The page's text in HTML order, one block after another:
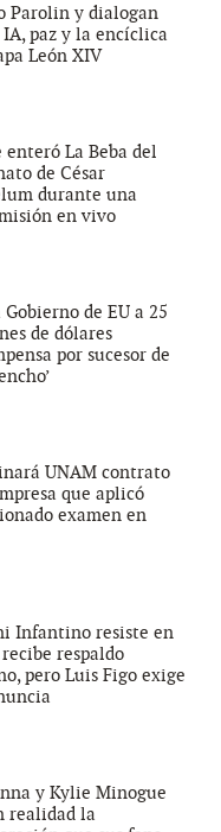
Parolin y dialogan
IA, paz y la encíclica
León XIV
enteró La Beba del
de César
durante una
en vivo
Gobierno de EU a 25
de dólares
por sucesor de
UNAM contrato
que aplicó
examen en
Infantino resiste en
respaldo
pero Luis Figo exige
y Kylie Minogue
realidad la